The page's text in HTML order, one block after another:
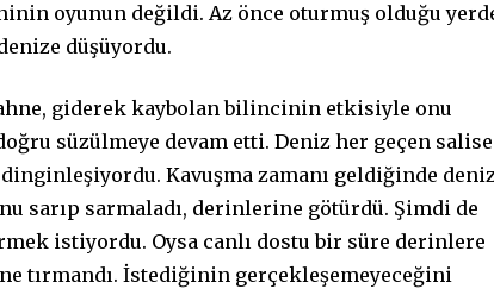
oyunun değildi. Az önce oturmuş olduğu
düşüyordu.
giderek kaybolan bilincinin etkisiyle onu
süzülmeye devam etti. Deniz her geçen salise
Kavuşma zamanı geldiğinde
sarıp sarmaladı, derinlerine götürdü. Şimdi de
istiyordu. Oysa canlı dostu bir süre derinlere
tırmandı. İstediğinin gerçekleşemeyeceğini